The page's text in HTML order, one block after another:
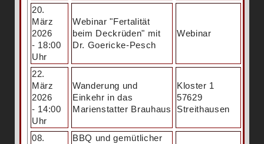
20.
März
2026
- 18:00
Uhr
Webinar "Fertalität
beim Deckrüden" mit
Dr. Goericke-Pesch
Webinar
22.
März
2026
- 14:00
Uhr
Wanderung und
Einkehr in das
Marienstatter Brauhaus
Kloster 1
57629
Streithausen
08.
BBQ und gemütlicher